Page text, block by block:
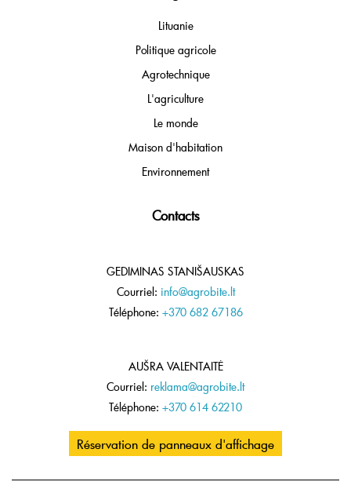
Lituanie
Politique agricole
Agrotechnique
L'agriculture
Le monde
Maison d'habitation
Environnement
Contacts
GEDIMINAS STANIŠAUSKAS
Courriel: info@agrobite.lt
Téléphone: +370 682 67186
AUŠRA VALENTAITĖ
Courriel: reklama@agrobite.lt
Téléphone: +370 614 62210
Réservation de panneaux d'affichage